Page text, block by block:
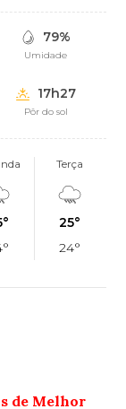
79%
Umidade
17h27
Pôr do sol
Terça
25°
24°
de Melhor